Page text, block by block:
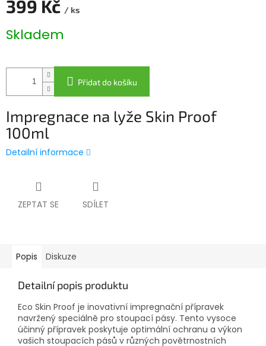
399 Kč / ks
cena:
Skladem
Přidat do košíku
Impregnace na lyže Skin Proof
100ml
Detailní informace
ZEPTAT SE SDÍLET
Popis Diskuze
Detailní popis produktu
Eco Skin Proof je inovativní impregnační přípravek
navržený speciálně pro stoupací pásy. Tento vysoce
účinný přípravek poskytuje optimální ochranu a výkon
vašich stoupacích pásů v různých povětrnostních